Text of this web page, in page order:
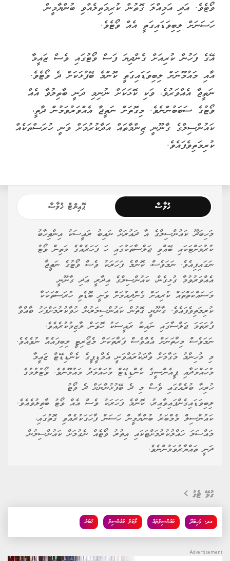
ވޯޓެވެ. އަދި އަމިއްލަ ގޮތުން ކުރިމަތިލެއްވި ބުންޔާމީން
ހަސަނަށް ލިބިވަޑައިގަތީ އެއް ވޯޓެވެ.
އޭގެ ފަހުން ކުރިއަށް ގެންދިޔަ ފަސް ވޯޓުގައި ވެސް ޒައީމާ
އާއި މައުމޫނަށް ލިބިވަޑައިގަތީ ކޮންމެ ބޭފުޅަކަށް ދެ ވޯޓެވެ.
ނަތީޖާ އެއްވަރުވެ، ވަކި ކޮޅަކަށް ނުނިމި ދަނީ ބާތިލުވާ އެއް
ވޯޓުގެ ސަބަބުންނެވެ. މިގޮތަށް ނަތީޖާ އެއްވަރުވަމުން ދާތީ،
ކައުންސިލްގެ ގާނޫނީ ޒިންމާތައް އަދާކުރުމަށް ވަނީ ހުރަސްތަކެއް
ކުރިމަތިވެފައެވެ.
ޚުލާސާ ޕޮއިންޓް ޚުލާސާ
މަހިބަދޫ ކައުންސިލްގެ އާ ދައުރަށް ނައިބު ރައީސަކު އިންތިހާބު
ކުރުމަށްޓަކައި ބޭއްވި ޖަލްސާތަކުގައި ހަ ފަހަރެއްގެ މަތިން ވޯޓު
ނަގައިފިއެވެ. ނަމަވެސް، ކޮންމެ ފަހަރަކު ވެސް ވޯޓުގެ ނަތީޖާ
އެއްވަރުވުމާ ގުޅިގެން، ކައުންސިލްގެ އިދާރީ އަދި ގާނޫނީ
މަސައްކަތްތައް ކުރިއަށް ގެންދިއުމަށް ވަނީ ބޮޑެތި ހުރަސްތަކަކާ
ކުރިމަތިވެފައެވެ. ގާނޫނީ ގޮތުން ކައުންސިލަރުން ހުވާކުރުމަށްފަހު ބާއްވާ
ފުރަތަމަ ޖަލްސާގައި ނައިބު ރައީސަކު ހޮވަން ލާޒިމުކުރެއެވެ.
ނަމަވެސް މިހާތަނަށް އެއްވެސް ފަރާތަކަށް މެޖޯރިޓީ ލިބިފައެއް ނުވެއެވެ.
މި މުހިންމު މަގާމަށް ވާދަކުރައްވަނީ އެމްޑީޕީގެ ކެންޑިޑޭޓް ޒައީމާ
މުހައްމަދާއި ޕީއެންސީގެ ކެންޑިޑޭޓް މުހައްމަދު މައުމޫނެވެ. ވޯޓުލުމުގެ
ހުރިހާ ބުރެއްގައި ވެސް މި ދެ ބޭފުޅުންނަށް ދެ ވޯޓު
ލިބިވަޑައިގެންފައިވާއިރު، ކޮންމެ ފަހަރަކު ވެސް އެއް ވޯޓު ބާތިލުވެއެވެ.
ކައުންސިލް މެމްބަރު ބުންޔާމީން ހަސަން ފާހަގަކުރެއްވި ގޮތުގައި،
މައްސަލަ ހައްލުކުރުމަށްޓަކައި އިތުރު ވޯޓެއް ނެގުމަށް ކައުންސިލުން
ދަނީ ތައްޔާރުވަމުންނެވެ.
ގުޅޭ ޓެގު
ޚަބަރު ލޯކަލް ކަައުންސިލް ކައުންސިލްތައް އދ. މަހިބަދޫ